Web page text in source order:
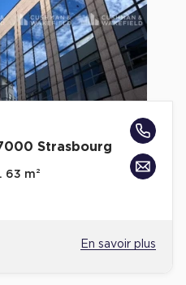
Strasbourg
63 m²
En savoir plus